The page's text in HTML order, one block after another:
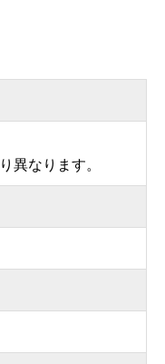
異なります。